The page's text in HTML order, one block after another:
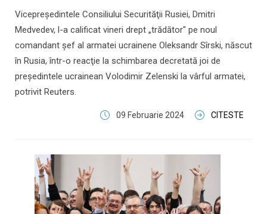
Vicepreşedintele Consiliului Securităţii Rusiei, Dmitri
Medvedev, l-a calificat vineri drept „trădător" pe noul
comandant şef al armatei ucrainene Oleksandr Sîrski, născut
în Rusia, într-o reacţie la schimbarea decretată joi de
preşedintele ucrainean Volodimir Zelenski la vârful armatei,
potrivit Reuters.
09 Februarie 2024 CITESTE